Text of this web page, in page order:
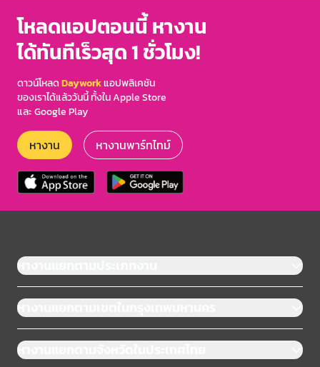
โหลดแอปตอนนี้ หางาน
ได้ทันทีเร็วสุด 1 ชั่วโมง!
ดาวน์โหลดDayworkแอปพลิเคชัน
ของเราได้แล้ววันนี้ ทั้งใน Apple Store
และ Google Play
หางาน หางานพาร์ทไทม์
หางานแยกตามประเภทงาน
หางานแยกตามเขตในกรุงเทพมหานคร
หางานแยกตามจังหวัดในประเทศไทย